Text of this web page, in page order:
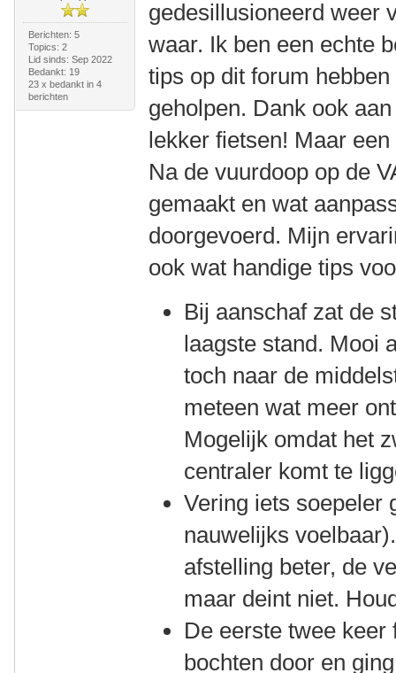
Berichten: 5
Topics: 2
Lid sinds: Sep 2022
Bedankt: 19
23 x bedankt in 4
berichten
gedesillusioneerd weer
waar. Ik ben een echte
tips op dit forum
geholpen. Dank ook
lekker fietsen! Maar
Na de vuurdoop op de
gemaakt en wat
doorgevoerd. Mijn
ook wat handige tips
Bij aanschaf zat de
laagste stand. Mooi
toch naar de
meteen wat meer
Mogelijk omdat het
centraler komt te
Vering iets soepeler
nauwelijks
afstelling beter, de
maar deint niet.
De eerste twee
bochten door en